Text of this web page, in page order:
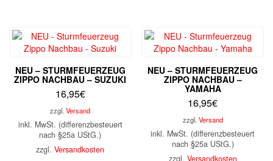
NEU – STURMFEUERZEUG
ZIPPO NACHBAU – SUZUKI
16,95€
zzgl.Versand
inkl. MwSt. (differenzbesteuert
nach §25a UStG.)
zzgl.Versandkosten
NEU – STURMFEUERZEUG
ZIPPO NACHBAU –
YAMAHA
16,95€
zzgl. Versand
inkl. MwSt. (differenzbesteuert
nach §25a UStG.)
zzgl. Versandkosten